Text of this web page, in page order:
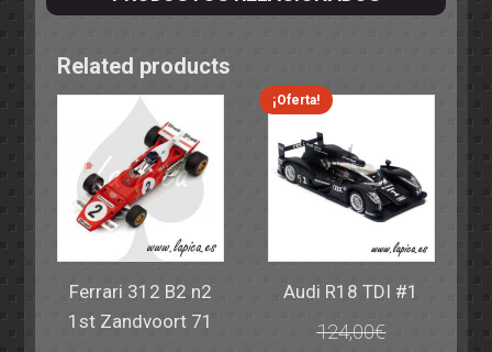
Related products
Ferrari 312 B2 n2
1st Zandvoort 71
¡Oferta!
Audi R18 TDI #1
124,00€